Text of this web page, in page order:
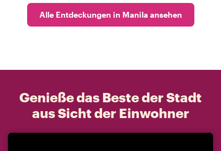
Alle Entdeckungen in Manila ansehen
Genieße das Beste der Stadt
aus Sicht der Einwohner